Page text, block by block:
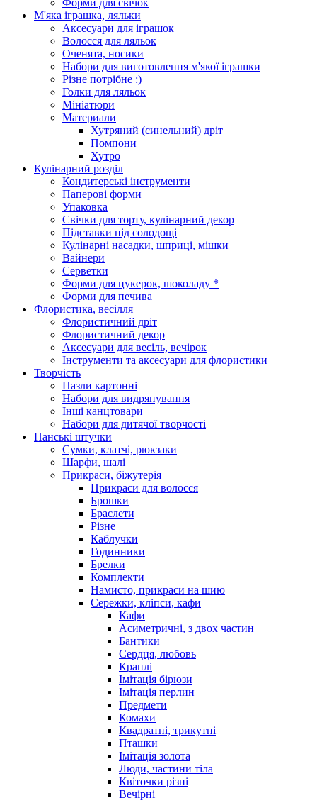
М'яка іграшка, ляльки
Аксесуари для іграшок
Волосся для ляльок
Оченята, носики
Набори для виготовлення м'якої іграшки
Різне потрібне :)
Голки для ляльок
Мініатюри
Материали
Хутряний (синельний) дріт
Помпони
Хутро
Кулінарний розділ
Кондитерські інструменти
Паперові форми
Упаковка
Свічки для торту, кулінарний декор
Підставки під солодощі
Кулінарні насадки, шприці, мішки
Вайнери
Серветки
Форми для цукерок, шоколаду *
Форми для печива
Флористика, весілля
Флористичний дріт
Флористичний декор
Аксесуари для весіль, вечірок
Інструменти та аксесуари для флористики
Творчість
Пазли картонні
Набори для видряпування
Інші канцтовари
Набори для дитячої творчості
Панські штучки
Сумки, клатчі, рюкзаки
Шарфи, шалі
Прикраси, біжутерія
Прикраси для волосся
Брошки
Браслети
Різне
Каблучки
Годинники
Брелки
Комплекти
Намисто, прикраси на шию
Сережки, кліпси, кафи
Кафи
Асиметричні, з двох частин
Бантики
Сердця, любовь
Краплі
Імітація бірюзи
Імітація перлин
Предмети
Комахи
Квадратні, трикутні
Пташки
Імітація золота
Люди, частини тіла
Квіточки різні
Вечірні